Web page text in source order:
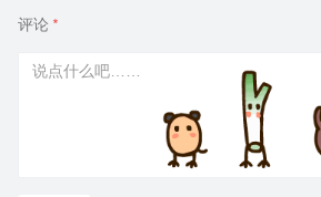
评论 *